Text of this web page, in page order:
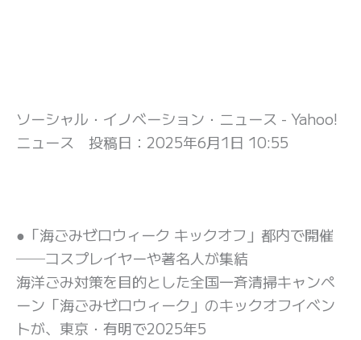
ソーシャル・イノベーション・ニュース - Yahoo!
ニュース 投稿日： 2025年6月1日 10:55
●「海ごみゼロウィーク キックオフ」都内で開催
──コスプレイヤーや著名人が集結
海洋ごみ対策を目的とした全国一斉清掃キャンペ
ーン「海ごみゼロウィーク」のキックオフイベン
トが、東京・有明で2025年5